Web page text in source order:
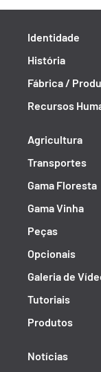
Identidade
História
Fábrica /
Recursos
Agricultura
Transportes
Gama Floresta
Gama Vinha
Peças
Opcionais
Galeria de
Tutoriais
Produtos
Notícias